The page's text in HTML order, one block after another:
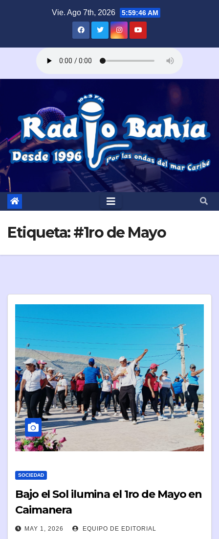
Vie. Ago 7th, 2026 5:59:47 AM
Etiqueta:#1ro de Mayo
SOCIEDAD
Bajo el Sol ilumina el 1ro de Mayo en
Caimanera
MAY 1, 2026 EQUIPO DE EDITORIAL